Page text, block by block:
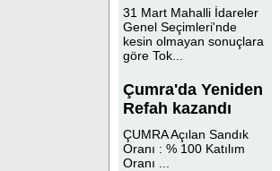
31 Mart Mahalli İdareler
Genel Seçimleri'nde
kesin olmayan sonuçlara
göre Tok...
Çumra'da Yeniden
Refah kazandı
ÇUMRA Açılan Sandık
Oranı : % 100 Katılım
Oranı ...